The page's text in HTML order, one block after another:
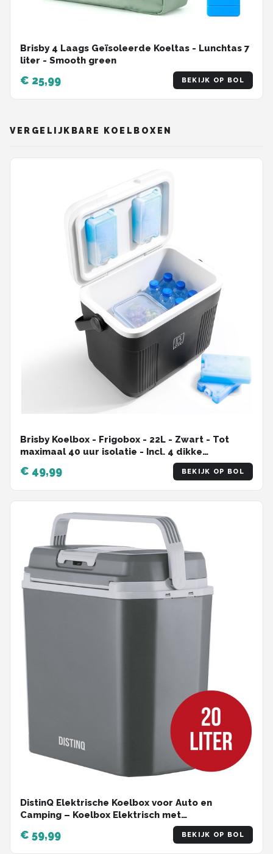
Brisby 4 Laags Geïsoleerde Koeltas - Lunchtas 7
liter - Smooth green
€ 25,99 BEKIJK OP BOL
VERGELIJKBARE KOELBOXEN
Brisby Koelbox - Frigobox - 22L - Zwart - Tot
maximaal 40 uur isolatie - Incl. 4 dikke
koelelementen van 450ml - Temperatuur veilige
sluiting - Nieuw ontwerp met koelelementen
vergrendeld in deksel
€ 49,99 BEKIJK OP BOL
DistinQ Elektrische Koelbox voor Auto en
Camping – Koelbox Elektrisch met
Verwarmingsfunctie - 12v 230 Volt – 20L - Grijs
€ 59,99 BEKIJK OP BOL